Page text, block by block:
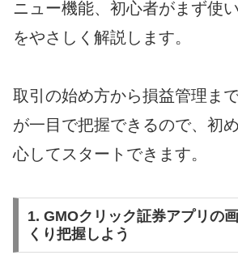
ニュー機能、初心者がまず使
をやさしく解説します。
取引の始め方から損益管理ま
が一目で把握できるので、初
心してスタートできます。
1. GMOクリック証券アプリの
くり把握しよう